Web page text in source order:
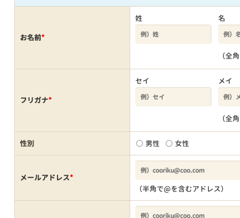
お名前*
姓 名
（全
フリガナ*
セイ メイ
（全
性別 男性 女性
メールアドレス*
（半角で@を含むアドレス）